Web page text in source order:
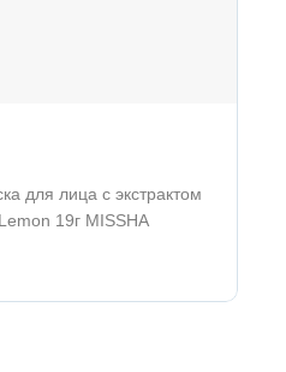
для лица с экстрактом
19г MISSHA